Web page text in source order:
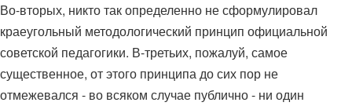
Во-вторых, никто так определенно не сформулировал
краеугольный методологический принцип официальной
советской педагогики. В-третьих, пожалуй, самое
существенное, от этого принципа до сих пор не
отмежевался - во всяком случае публично - ни один